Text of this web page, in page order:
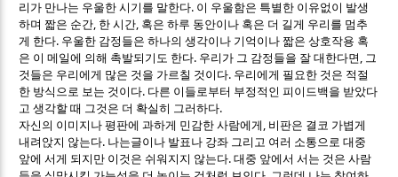
리가 만나는 우울한 시기를 말한다. 이 우울함은 특별한 이유없이 발생
하며 짧은 순간, 한 시간, 혹은 하루 동안이나 혹은 더 길게 우리를 멈추
게 한다. 우울한 감정들은 하나의 생각이나 기억이나 짧은 상호작용 혹
은 이 메일에 의해 촉발되기도 한다. 우리가 그 감정들을 잘 대한다면 , 그
것들은 우리에게 많은 것을 가르칠 것이다. 우리에게 필요한 것은 적절
한 방식으로 보는 것이다. 다른 이들로부터 부정적인 피이드백을 받았다
고 생각할 때 그것은 더 확실히 그러하다.
자신의 이미지나 평판에 과하게 민감한 사람에게 , 비판은 결코 가볍게
내려앉지 않는다. 나는글이나 발표나 강좌 그리고 여러 소통으로 대중
앞에 서게 되지만 이것은 쉬워지지 않는다.대중 앞에서 서는 것은 사람